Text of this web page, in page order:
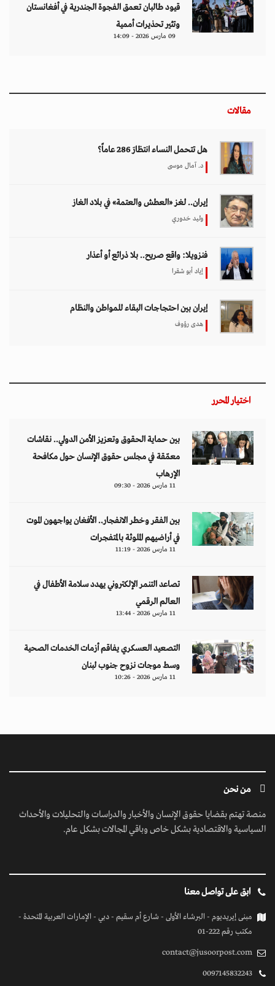
قيود طالبان تعمق الفجوة الجندرية في أفغانستان
وتثير تحذيرات أممية
09 مارس 2026 - 14:09
مقالات
هل تتحمل النساء انتظارَ 286 عاماً؟
د. آمال موسى
إيران.. لغز «العطش والعتمة» في بلاد الغاز
وليد خدوري
فنزويلا: واقع صريح.. بلا ذرائع أو أعذار
إياد أبو شقرا
إيران بين احتجاجات البقاء للمواطن والنظام
هدى رؤوف
اختيار المحرر
بين حماية الحقوق وتعزيز الأمن الدولي.. نقاشات
معمّقة في مجلس حقوق الإنسان حول مكافحة
الإرهاب
11 مارس 2026 - 09:30
بين الفقر وخطر الانفجار.. الأفغان يواجهون الموت
في أراضيهم الملوثة بالمتفجرات
11 مارس 2026 - 11:19
تصاعد التنمر الإلكتروني يهدد سلامة الأطفال في
العالم الرقمي
11 مارس 2026 - 13:44
التصعيد العسكري يفاقم أزمات الخدمات الصحية
وسط موجات نزوح جنوب لبنان
11 مارس 2026 - 10:26
من نحن
منصة تهتم بقضايا حقوق الإنسان والأخبار والدراسات والتحليلات والأحداث
السياسية والاقتصادية بشكل خاص وباقي المجالات بشكل عام.
ابق على تواصل معنا
مبنى إيريديوم - البرشاء الأولى - شارع أم سقيم - دبي - الإمارات العربية المتحدة -
مكتب رقم 222-01
contact@jusoorpost.com
0097145832243